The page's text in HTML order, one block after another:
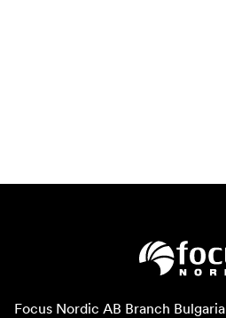
Focus Nordic AB Branch Bulgaria